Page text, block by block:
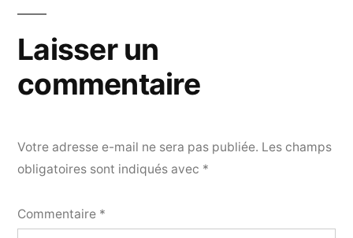
l’article
Laisser un
commentaire
Votre adresse e-mail ne sera pas publiée. Les champs
obligatoires sont indiqués avec *
Commentaire *